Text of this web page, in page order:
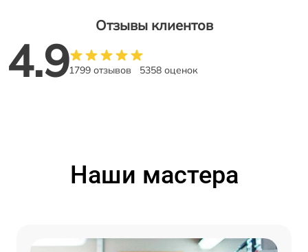
Отзывы клиентов
4.91799 отзывов 5358 оценок
Наши мастера